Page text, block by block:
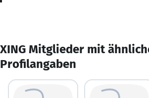
XING Mitglieder mit
Profilangaben